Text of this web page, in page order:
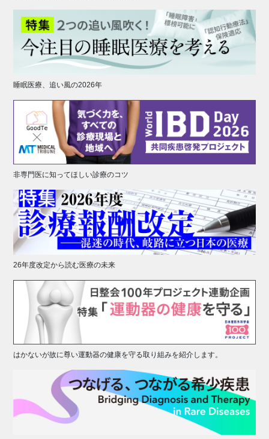
睡眠医療、追い風の2026年
非専門医に知ってほしい診療のコツ
26年度改定から読む医療の未来
はかないが故に尊い運動器の健康を守る取り組みを紹介します。